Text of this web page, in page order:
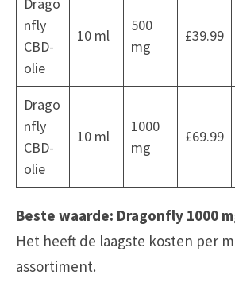
nfly
CBD-
olie
10 ml
500
mg
£39.99
Drago
nfly
CBD-
olie
10 ml
1000
mg
£69.99
Beste waarde: Dragonfly 1000
Het heeft de laagste kosten per
assortiment.